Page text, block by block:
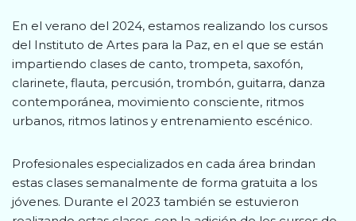
En el verano del 2024, estamos realizando los cursos
del Instituto de Artes para la Paz, en el que se están
impartiendo clases de canto, trompeta, saxofón,
clarinete, flauta, percusión, trombón, guitarra, danza
contemporánea, movimiento consciente, ritmos
urbanos, ritmos latinos y entrenamiento escénico.
Profesionales especializados en cada área brindan
estas clases semanalmente de forma gratuita a los
jóvenes. Durante el 2023 también se estuvieron